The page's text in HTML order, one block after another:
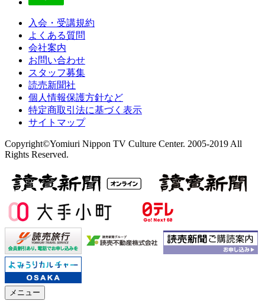
入会・受講規約
よくある質問
会社案内
お問い合わせ
スタッフ募集
読売新聞社
個人情報保護方針など
特定商取引法に基づく表示
サイトマップ
Copyright©Yomiuri Nippon TV Culture Center. 2005-2019 All
Rights Reserved.
メニュー